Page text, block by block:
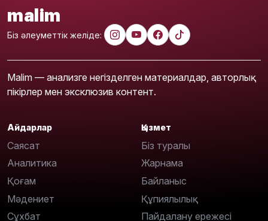
malim
Біз әлеуметтік желіде:
Malim — анализге негізделген материалдар, авторлық
пікірлер мен эксклюзив контент.
Айдарлар
Саясат
Аналитика
Қоғам
Мәдениет
Сұхбат
Қызмет
Біз туралы
Жарнама
Байланыс
Құпиялылық
Пайдалану ережесі